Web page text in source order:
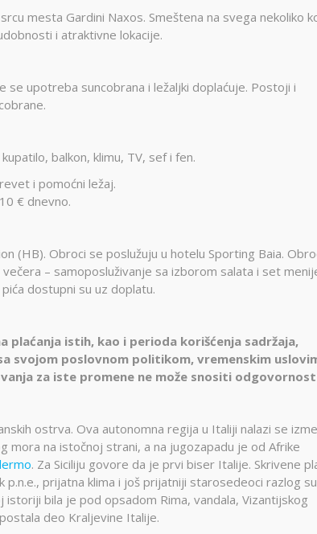
mesta Gardini Naxos. Smeštena na svega nekoliko
i atraktivne lokacije.
se upotreba suncobrana i ležaljki doplaćuje. Postoji i
balkon, klimu, TV, sef i fen.
i pomoćni ležaj.
€ dnevno.
(HB). Obroci se poslužuju u hotelu Sporting Baia.
– samoposluživanje sa izborom salata i set
dostupni su uz doplatu.
plaćanja istih, kao i perioda korišćenja sadržaja,
svojom poslovnom politikom, vremenskim
za iste promene ne može snositi
ostrva. Ova autonomna regija u Italiji nalazi se
mora na istočnoj strani, a na jugozapadu je od Afrike
. Za Siciliju govore da je prvi biser Italije. Skrivene
prijatna klima i još prijatniji starosedeoci razlog
bila je pod opsadom Rima, vandala, Vizantijskog
deo Kraljevine Italije.